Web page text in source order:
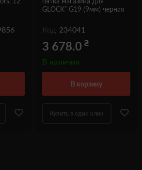
GLOCK” G19 (9мм) черная
Код 234041
3 678.0 ₴
В наличии
в корзину
Купить в один клик